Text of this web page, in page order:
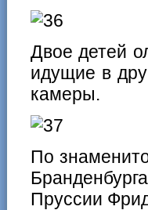
Двое детей
идущие в
камеры.
По
Пруссии